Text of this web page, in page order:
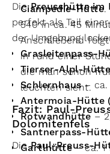
Ciampedie-Hütte.
540 in ca. 45
Anschließend
in rund einer
die man schon
leuchten sieht.
DiePreusshütte im
perfekt als Teil
der Umgebung
Grasleitenpass-
Tierser-Alpl-
Schlernhaus– ca.
Antermoia-Hütte
Rotwandhütte–
Santnerpass-
Gartlhütte– ca.
Fazit: Paul-
Dolomitenfels
DiePaul-Preuss-